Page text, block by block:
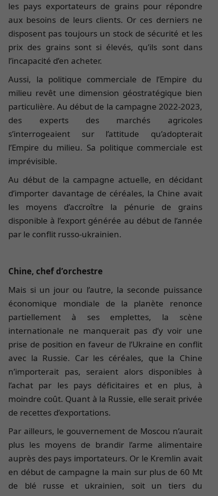
les pays exportateurs de grains pour répondre
aux besoins de leurs clients. Or ces derniers ne
disposent pas toujours un stock de sécurité et les
prix des grains sont si élevés, qu’ils sont dans
l’incapacité d’en acheter.
Aussi, la politique commerciale de l’Empire du
milieu revêt une dimension géostratégique bien
particulière. Au début de la campagne 2022-2023,
des experts des marchés agricoles
s’interrogeaient sur l’attitude qu’adopterait
l’Empire du milieu. Sa politique commerciale est
imprévisible.
Au début de la campagne actuelle, en décidant
d’importer davantage de céréales, la Chine avait
les moyens d’accroître la pénurie de grains
disponible à l’export générée au début de l’année
par le conflit russo-ukrainien.
Chine, chef d’orchestre
Mais si un jour ou l’autre, la seconde puissance
économique mondiale de la planète renonce
partiellement à ses emplettes, la scène
internationale ne manquerait pas d’y voir une
prise de position en faveur de l’Ukraine en conflit
avec la Russie. Car les céréales, que la Chine
n’importerait pas, seraient alors disponibles à
l’achat par les pays déficitaires et en plus, à
moindre coût. Quant à la Russie, elle serait privée
de recettes d’exportations.
Par ailleurs, le gouvernement de Moscou n’aurait
plus les moyens de brandir l’arme alimentaire
auprès des pays importateurs. Or le Kremlin avait
en début de campagne la main sur plus de 60 Mt
de blé russe et ukrainien, soit un tiers du